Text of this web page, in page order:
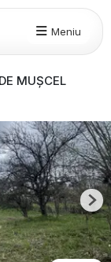
Meniu
MUȘCEL